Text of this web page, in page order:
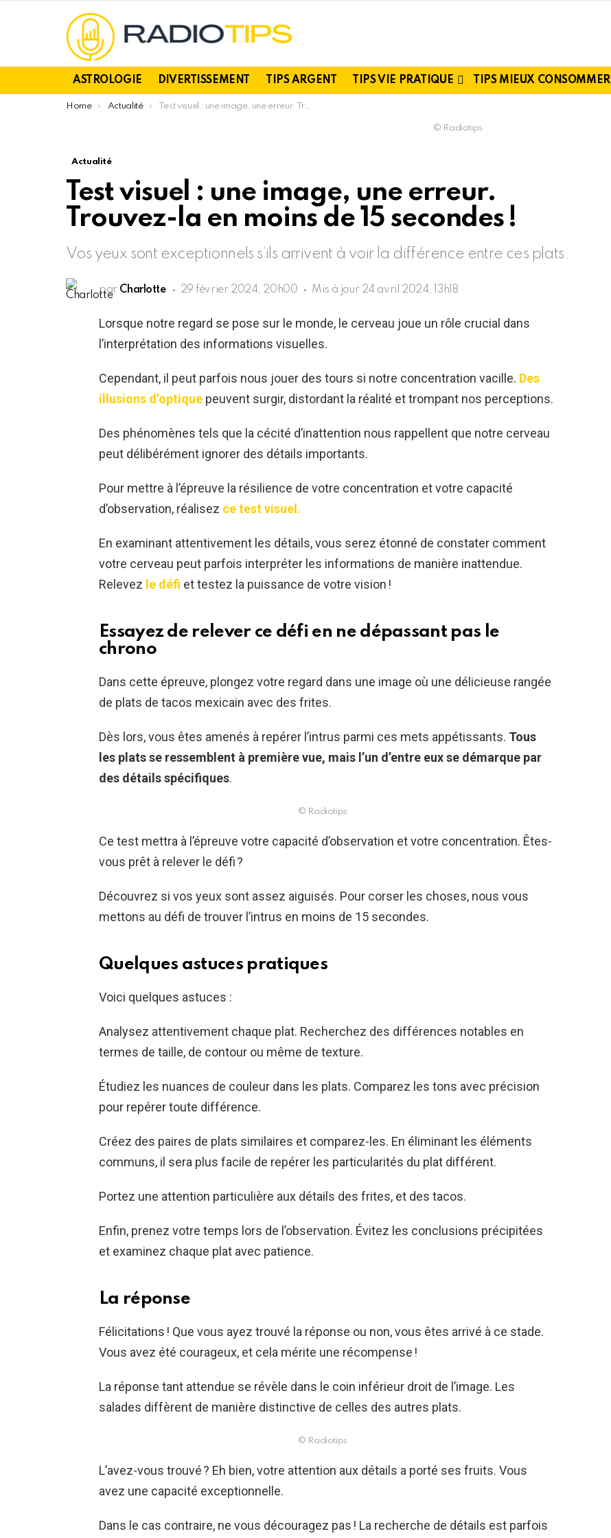
ASTROLOGIE DIVERTISSEMENT TIPS ARGENT TIPS VIE PRATIQUE TIPS MIEUX CONSOMMER
You are here:
Home Actualité Test visuel : une image, une erreur. Trouvez-la en moins de 15 secondes !
© Radiotips
Actualité
Test visuel : une image, une erreur.
Trouvez-la en moins de 15 secondes !
Vos yeux sont exceptionnels s’ils arrivent à voir la différence entre ces plats.
par Charlotte 29 février 2024, 20h00 Mis à jour 24 avril 2024, 13h18
Lorsque notre regard se pose sur le monde, le cerveau joue un rôle crucial dans
l’interprétation des informations visuelles.
Cependant, il peut parfois nous jouer des tours si notre concentration vacille. Des
illusions d’optique peuvent surgir, distordant la réalité et trompant nos perceptions.
Des phénomènes tels que la cécité d’inattention nous rappellent que notre cerveau
peut délibérément ignorer des détails importants.
Pour mettre à l’épreuve la résilience de votre concentration et votre capacité
d’observation, réalisez ce test visuel.
En examinant attentivement les détails, vous serez étonné de constater comment
votre cerveau peut parfois interpréter les informations de manière inattendue.
Relevez le défi et testez la puissance de votre vision !
Essayez de relever ce défi en ne dépassant pas le
chrono
Dans cette épreuve, plongez votre regard dans une image où une délicieuse rangée
de plats de tacos mexicain avec des frites.
Dès lors, vous êtes amenés à repérer l’intrus parmi ces mets appétissants. Tous
les plats se ressemblent à première vue, mais l’un d’entre eux se démarque par
des détails spécifiques.
© Radiotips
Ce test mettra à l’épreuve votre capacité d’observation et votre concentration. Êtes-
vous prêt à relever le défi ?
Découvrez si vos yeux sont assez aiguisés. Pour corser les choses, nous vous
mettons au défi de trouver l’intrus en moins de 15 secondes.
Quelques astuces pratiques
Voici quelques astuces :
Analysez attentivement chaque plat. Recherchez des différences notables en
termes de taille, de contour ou même de texture.
Étudiez les nuances de couleur dans les plats. Comparez les tons avec précision
pour repérer toute différence.
Créez des paires de plats similaires et comparez-les. En éliminant les éléments
communs, il sera plus facile de repérer les particularités du plat différent.
Portez une attention particulière aux détails des frites, et des tacos.
Enfin, prenez votre temps lors de l’observation. Évitez les conclusions précipitées
et examinez chaque plat avec patience.
La réponse
Félicitations ! Que vous ayez trouvé la réponse ou non, vous êtes arrivé à ce stade.
Vous avez été courageux, et cela mérite une récompense !
La réponse tant attendue se révèle dans le coin inférieur droit de l’image. Les
salades diffèrent de manière distinctive de celles des autres plats.
© Radiotips
L’avez-vous trouvé ? Eh bien, votre attention aux détails a porté ses fruits. Vous
avez une capacité exceptionnelle.
Dans le cas contraire, ne vous découragez pas ! La recherche de détails est parfois